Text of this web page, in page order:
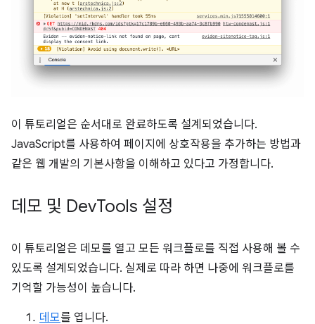
이 튜토리얼은 순서대로 완료하도록 설계되었습니다.
JavaScript를 사용하여 페이지에 상호작용을 추가하는 방법과
같은 웹 개발의 기본사항을 이해하고 있다고 가정합니다.
데모 및 DevTools 설정
이 튜토리얼은 데모를 열고 모든 워크플로를 직접 사용해 볼 수
있도록 설계되었습니다. 실제로 따라 하면 나중에 워크플로를
기억할 가능성이 높습니다.
데모를 엽니다.